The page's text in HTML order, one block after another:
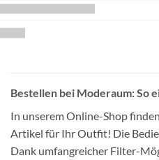
Bestellen bei Moderaum: So
In unserem Online-Shop
Artikel für Ihr Outfit! Die
Dank umfangreicher Filter-